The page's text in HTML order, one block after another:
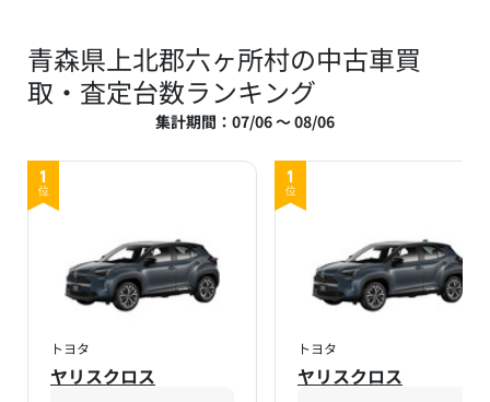
青森県上北郡六ヶ所村の中古車買
取・査定台数ランキング
集計期間：07/06 ～ 08/06
1
位
トヨタ
ヤリスクロス
1
位
トヨタ
ヤリスクロス